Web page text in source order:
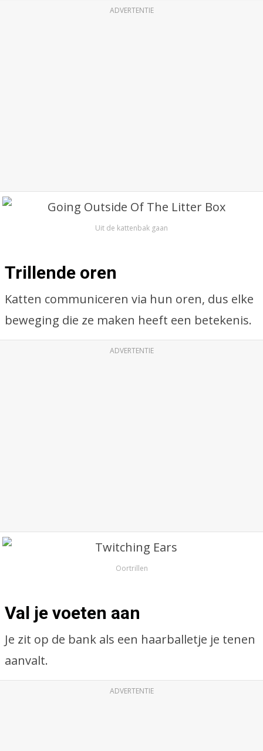
ADVERTENTIE
Uit de kattenbak gaan
Trillende oren
Katten communiceren via hun oren, dus elke
beweging die ze maken heeft een betekenis.
ADVERTENTIE
Oortrillen
Val je voeten aan
Je zit op de bank als een haarballetje je tenen
aanvalt.
ADVERTENTIE